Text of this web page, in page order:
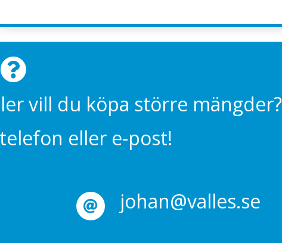
vill du köpa större mängder?
eller e-post!
johan@valles.se